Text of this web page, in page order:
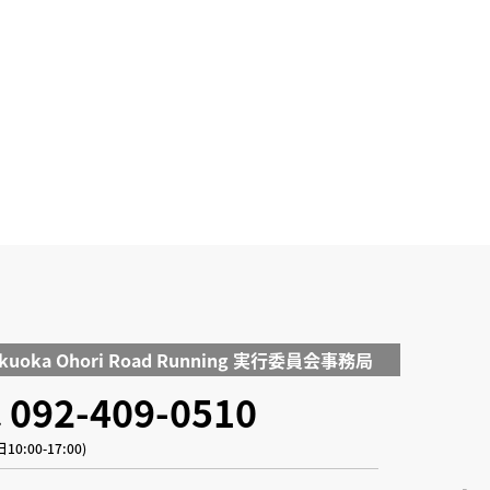
Ohori Road Running 実行委員会事務局
092-409-0510
10:00-17:00)